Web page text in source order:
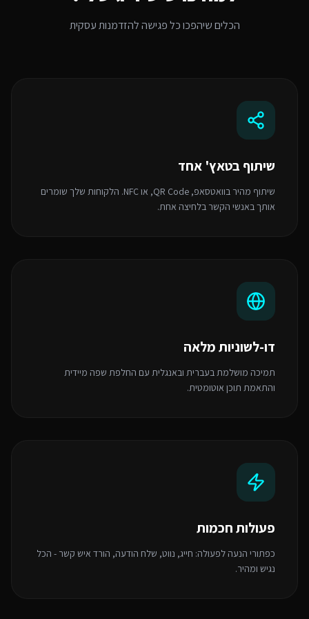
הכלים שיהפכו כל פגישה להזדמנות עסקית
שיתוף בטאץ' אחד
שיתוף מהיר בוואטסאפ, QR Code, או NFC. הלקוחות שלך שומרים
אותך באנשי הקשר בלחיצה אחת.
דו-לשוניות מלאה
תמיכה מושלמת בעברית ובאנגלית עם החלפת שפה מיידית
והתאמת תוכן אוטומטית.
פעולות חכמות
כפתורי הנעה לפעולה: חייג, נווט, שלח הודעה, הורד איש קשר - הכל
נגיש ומהיר.